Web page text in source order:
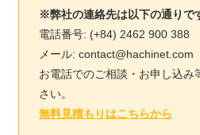
※弊社の連絡先は以下の通りで
電話番号: (+84) 2462 900 388
メール: contact@hachinet.com
お電話でのご相談・お申し込み
さい。
無料見積もりはこちらから